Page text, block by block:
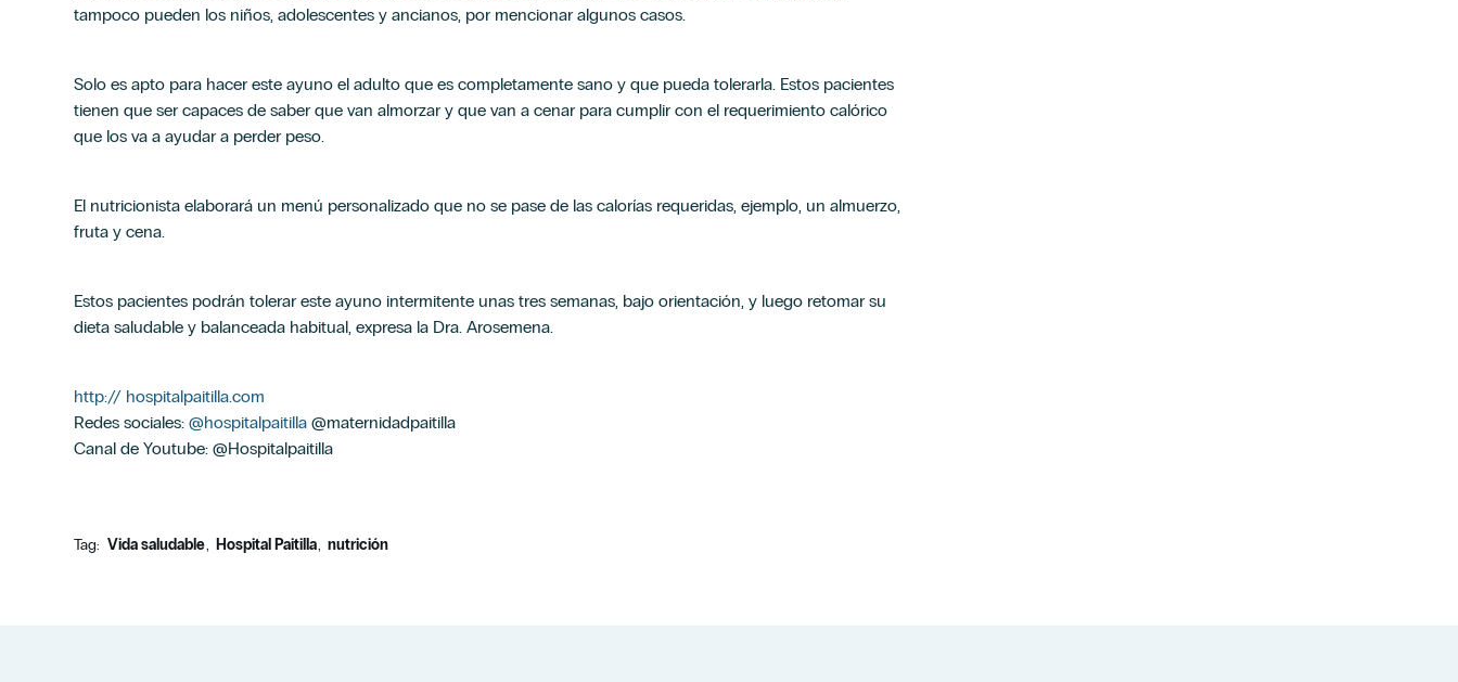
tampoco pueden los niños, adolescentes y ancianos, por mencionar algunos casos.
Solo es apto para hacer este ayuno el adulto que es completamente sano y que pueda tolerarla. Estos pacientes
tienen que ser capaces de saber que van almorzar y que van a cenar para cumplir con el requerimiento calórico
que los va a ayudar a perder peso.
El nutricionista elaborará un menú personalizado que no se pase de las calorías requeridas, ejemplo, un almuerzo,
fruta y cena.
Estos pacientes podrán tolerar este ayuno intermitente unas tres semanas, bajo orientación, y luego retomar su
dieta saludable y balanceada habitual, expresa la Dra. Arosemena.
http:// hospitalpaitilla.com
Redes sociales: @hospitalpaitilla @maternidadpaitilla
Canal de Youtube: @Hospitalpaitilla
Tag: Vida saludable Hospital Paitilla nutrición